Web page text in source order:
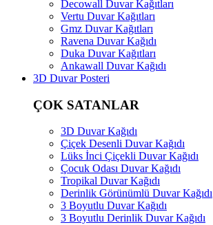
Decowall Duvar Kağıtları
Vertu Duvar Kağıtları
Gmz Duvar Kağıtları
Ravena Duvar Kağıdı
Duka Duvar Kağıtları
Ankawall Duvar Kağıdı
3D Duvar Posteri
ÇOK SATANLAR
3D Duvar Kağıdı
Çiçek Desenli Duvar Kağıdı
Lüks İnci Çiçekli Duvar Kağıdı
Çocuk Odası Duvar Kağıdı
Tropikal Duvar Kağıdı
Derinlik Görünümlü Duvar Kağıdı
3 Boyutlu Duvar Kağıdı
3 Boyutlu Derinlik Duvar Kağıdı